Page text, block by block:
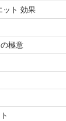
ット 効果
極意